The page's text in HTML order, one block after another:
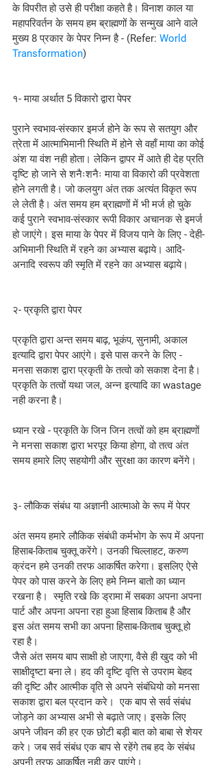
के विपरीत हो उसे ही परीक्षा कहते है। विनाश काल या
महापरिवर्तन के समय हम ब्राह्मणों के सन्मुख आने वाले
मुख्य 8 प्रकार के पेपर निम्न है - (Refer: World
Transformation)
१- माया अर्थात 5 विकारो द्वारा पेपर
पुराने स्वभाव-संस्कार इमर्ज होने के रूप से सतयुग और
त्रेता में आत्माभिमानी स्थिति में होने से वहाँ माया का कोई
अंश या वंश नही होता। लेकिन द्वापर में आते ही देह प्रति
दृष्टि हो जाने से शनैःशनैः माया वा विकारो की प्रवेशता
होने लगती है। जो कलयुग अंत तक अत्यंत विकृत रूप
ले लेती है। अंत समय हम ब्राह्मणों में भी मर्ज हो चुके
कई पुराने स्वभाव-संस्कार रूपी विकार अचानक से इमर्ज
हो जाएंगे। इस माया के पेपर में विजय पाने के लिए - देही-
अभिमानी स्थिति में रहने का अभ्यास बढ़ाये। आदि-
अनादि स्वरूप की स्मृति में रहने का अभ्यास बढ़ाये।
२- प्रकृति द्वारा पेपर
प्रकृति द्वारा अन्त समय बाढ़, भूकंप, सुनामी, अकाल
इत्यादि द्वारा पेपर आएंगे। इसे पास करने के लिए -
मनसा सकाश द्वारा प्रकृती के तत्वो को सकाश देना है।
प्रकृति के तत्वों यथा जल, अन्न इत्यादि का wastage
नही करना है।
ध्यान रखे - प्रकृति के जिन जिन तत्वों को हम ब्राह्मणों
ने मनसा सकाश द्वारा भरपूर किया होगा, वो तत्व अंत
समय हमारे लिए सहयोगी और सुरक्षा का कारण बनेंगे।
३- लौकिक संबंध या अज्ञानी आत्माओ के रूप में पेपर
अंत समय हमारे लौकिक संबंधी कर्मभोग के रूप में अपना
हिसाब-किताब चुक्तू करेंगे। उनकी चिल्लाहट, करुण
क्रंदन हमे उनकी तरफ आकर्षित करेगा। इसलिए ऐसे
पेपर को पास करने के लिए हमे निम्न बातो का ध्यान
रखना है।  स्मृति रखे कि ड्रामा में सबका अपना अपना
पार्ट और अपना अपना रहा हुआ हिसाब किताब है और
इस अंत समय सभी का अपना हिसाब-किताब चुक्तू हो
रहा है।
जैसे अंत समय बाप साक्षी हो जाएगा, वैसे ही खुद को भी
साक्षीदृष्टा बना ले। हद की दृष्टि वृत्ति से उपराम बेहद
की दृष्टि और आत्मीक वृति से अपने संबंधियो को मनसा
सकाश द्वारा बल प्रदान करे।  एक बाप से सर्व संबंध
जोड़ने का अभ्यास अभी से बढ़ाते जाए। इसके लिए
अपने जीवन की हर एक छोटी बड़ी बात को बाबा से शेयर
करे। जब सर्व संबंध एक बाप से रहेंगे तब हद के संबंध
अपनी तरफ आकर्षित नही कर पाएंगे।